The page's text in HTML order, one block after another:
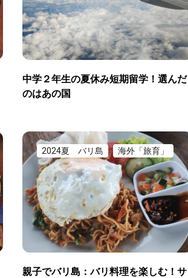
中学２年生の夏休み短期留学！選んだ
のはあの国
2024夏 バリ島 海外「旅育」
親子でバリ島：バリ料理を楽しむ！サ